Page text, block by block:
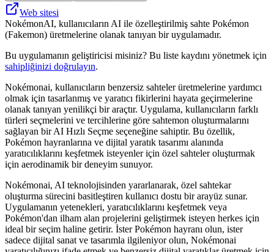
Web sitesi
NokémonAI, kullanıcıların AI ile özelleştirilmiş sahte Pokémon
(Fakemon) üretmelerine olanak tanıyan bir uygulamadır.
Bu uygulamanın geliştiricisi misiniz? Bu liste kaydını yönetmek için
sahipliğinizi doğrulayın.
Nokémonai, kullanıcıların benzersiz sahteler üretmelerine yardımcı
olmak için tasarlanmış ve yaratıcı fikirlerini hayata geçirmelerine
olanak tanıyan yenilikçi bir araçtır. Uygulama, kullanıcıların farklı
türleri seçmelerini ve tercihlerine göre sahtemon oluşturmalarını
sağlayan bir AI Hızlı Seçme seçeneğine sahiptir. Bu özellik,
Pokémon hayranlarına ve dijital yaratık tasarımı alanında
yaratıcılıklarını keşfetmek isteyenler için özel sahteler oluşturmak
için aerodinamik bir deneyim sunuyor.
Nokémonai, AI teknolojisinden yararlanarak, özel sahtekar
oluşturma sürecini basitleştiren kullanıcı dostu bir arayüz sunar.
Uygulamanın yetenekleri, yaratıcılıklarını keşfetmek veya
Pokémon'dan ilham alan projelerini geliştirmek isteyen herkes için
ideal bir seçim haline getirir. İster Pokémon hayranı olun, ister
sadece dijital sanat ve tasarımla ilgileniyor olun, Nokémonai